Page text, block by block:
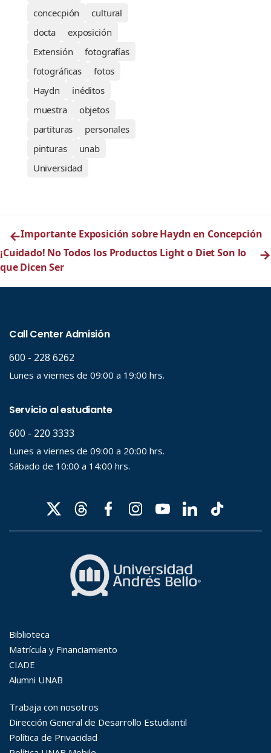
concecpión
cultural
docta
exposición
Extensión
fotografías
fotográficas
fotos
Haydn
inéditos
muestra
objetos
partituras
personales
pinturas
unab
Universidad
←Importante Exposición sobre Haydn en Concepción
¡Cuidado! No Todos los Productos Light o Diet Son lo
que Dicen Ser
→